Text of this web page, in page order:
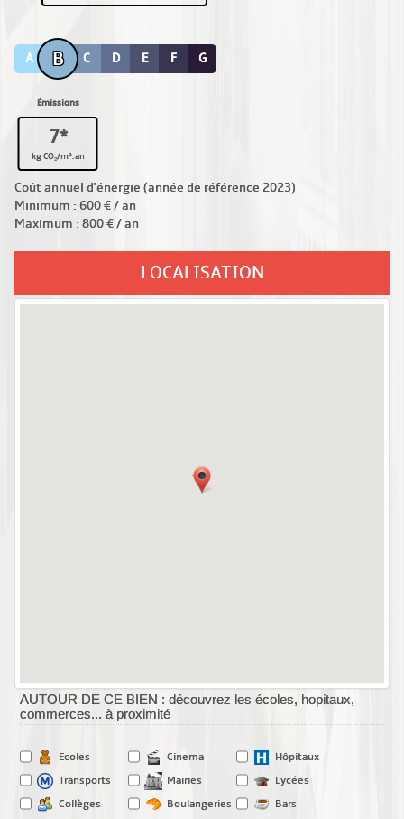
A
7*
kg CO₂/m².an
Émissions
B C D E F G
Coût annuel d'énergie (année de référence 2023)
Minimum : 600 € / an
Maximum : 800 € / an
LOCALISATION
AUTOUR DE CE BIEN : découvrez les écoles, hopitaux,
commerces... à proximité
Ecoles Cinema
Hôpitaux
Transports
Mairies
Lycées
Collèges
Boulangeries
Bars